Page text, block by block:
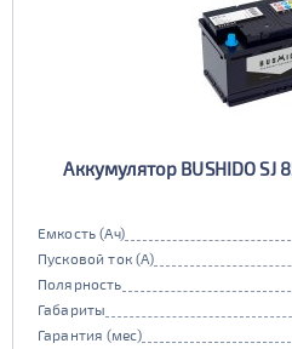
Аккумулятор BUSHIDO SJ
Емкость (Ач)
Пусковой ток (А)
Полярность
Габариты
Гарантия (мес)